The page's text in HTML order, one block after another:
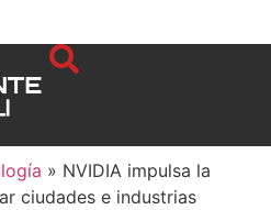
» NVIDIA impulsa la
ciudades e industrias